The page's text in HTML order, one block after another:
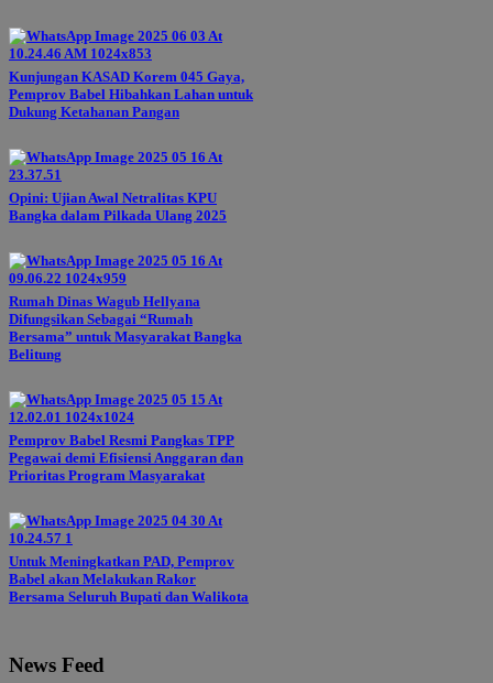
Kunjungan KASAD Korem 045 Gaya,
Pemprov Babel Hibahkan Lahan untuk
Dukung Ketahanan Pangan
Opini: Ujian Awal Netralitas KPU
Bangka dalam Pilkada Ulang 2025
Rumah Dinas Wagub Hellyana
Difungsikan Sebagai “Rumah
Bersama” untuk Masyarakat Bangka
Belitung
Pemprov Babel Resmi Pangkas TPP
Pegawai demi Efisiensi Anggaran dan
Prioritas Program Masyarakat
Untuk Meningkatkan PAD, Pemprov
Babel akan Melakukan Rakor
Bersama Seluruh Bupati dan Walikota
News Feed